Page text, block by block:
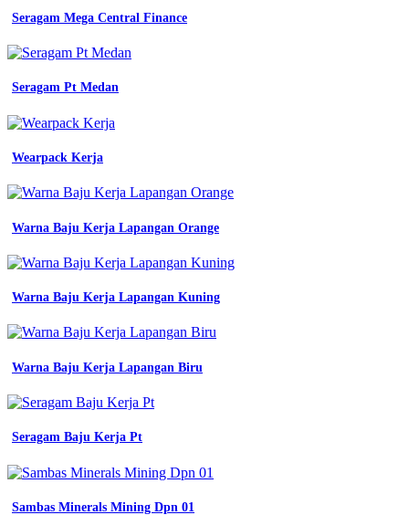
dongker
kemeja
engineering
baju
Baju
Kerja
Dokter
Wanita
Baju
Seragam
Engineer
Lengann
Panjang
Lazada
seragam
pdh
Seragam Mega Central Finance
Seragam Pt Medan
Wearpack Kerja
Warna Baju Kerja Lapangan Orange
Warna Baju Kerja Lapangan Kuning
Warna Baju Kerja Lapangan Biru
Seragam Baju Kerja Pt
Sambas Minerals Mining Dpn 01